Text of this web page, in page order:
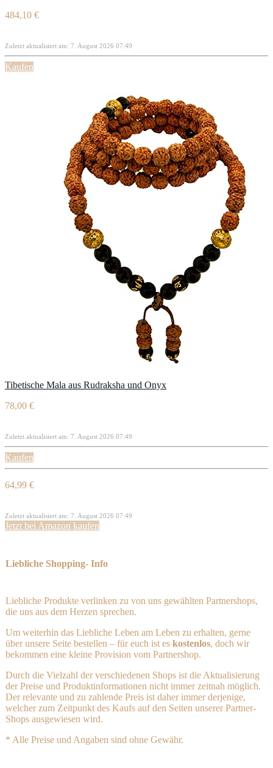
484,10 €
Zuletzt aktualisiert am: 7. August 2026 07:49
Kaufen
Tibetische Mala aus Rudraksha und Onyx
78,00 €
Zuletzt aktualisiert am: 7. August 2026 07:49
Kaufen
64,99 €
Zuletzt aktualisiert am: 7. August 2026 07:49
Jetzt bei Amazon kaufen
Liebliche Shopping- Info
Liebliche Produkte verlinken zu von uns gewählten Partnershops,
die uns aus dem Herzen sprechen.
Um weiterhin das Liebliche Leben am Leben zu erhalten, gerne
über unsere Seite bestellen – für euch ist es kostenlos, doch wir
bekommen eine kleine Provision vom Partnershop.
Durch die Vielzahl der verschiedenen Shops ist die Aktualisierung
der Preise und Produktinformationen nicht immer zeitnah möglich.
Der relevante und zu zahlende Preis ist daher immer derjenige,
welcher zum Zeitpunkt des Kaufs auf den Seiten unserer Partner-
Shops ausgewiesen wird.
* Alle Preise und Angaben sind ohne Gewähr.